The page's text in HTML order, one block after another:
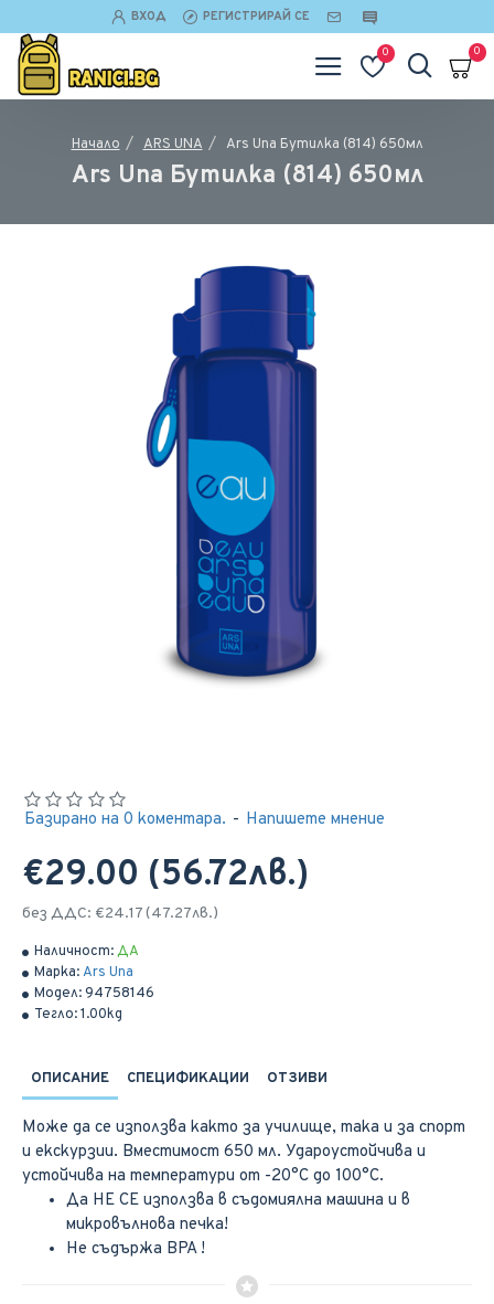
ВХОД РЕГИСТРИРАЙ СЕ
0 0
Начало ARS UNA Ars Una Бутилка (814) 650мл
Ars Una Бутилка (814) 650мл
Наличност:ДА
Марка:Ars Una
Модел:94758146
Тегло:1.00kg
Базирано на 0 коментара. - Напишете мнение
€29.00 (56.72лв.)
без ДДС: €24.17 (47.27лв.)
ОПИСАНИЕ СПЕЦИФИКАЦИИ ОТЗИВИ
Може да се използва както за училище, така и за спорт
и екскурзии. Вместимост 650 мл. Удароустойчива и
устойчива на температури от -20°C до 100°C.
Да НЕ СЕ използва в съдомиялна машина и в
микровълнова печка!
Не съдържа BPA !